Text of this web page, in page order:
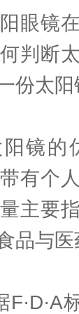
镜在
判断
份太
的优
有个
主要
品与医
标